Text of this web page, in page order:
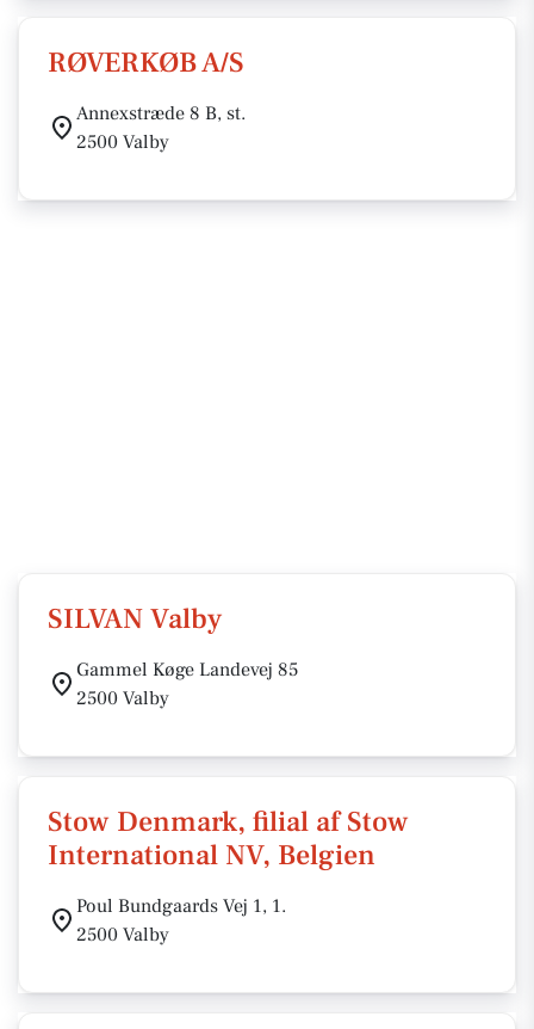
RØVERKØB A/S
Annexstræde 8 B, st.
2500 Valby
SILVAN Valby
Gammel Køge Landevej 85
2500 Valby
Stow Denmark, filial af Stow
International NV, Belgien
Poul Bundgaards Vej 1, 1.
2500 Valby